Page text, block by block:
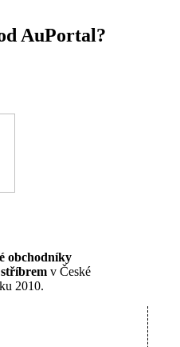
AuPortal?
obchodníky
stříbrem v České
2010.